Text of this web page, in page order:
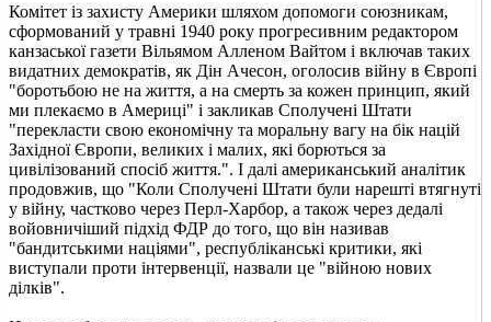
Комітет із захисту Америки шляхом допомоги союзникам,
сформований у травні 1940 року прогресивним редактором
канзаської газети Вільямом Алленом Вайтом і включав таких
видатних демократів, як Дін Ачесон, оголосив війну в Європі
"боротьбою не на життя, а на смерть за кожен принцип, який
ми плекаємо в Америці" і закликав Сполучені Штати
"перекласти свою економічну та моральну вагу на бік націй
Західної Європи, великих і малих, які борються за
цивілізований спосіб життя.". І далі американський аналітик
продовжив, що "Коли Сполучені Штати були нарешті втягнуті
у війну, частково через Перл-Харбор, а також через дедалі
войовничіший підхід ФДР до того, що він називав
"бандитськими націями", республіканські критики, які
виступали проти інтервенції, назвали це "війною нових
ділків".